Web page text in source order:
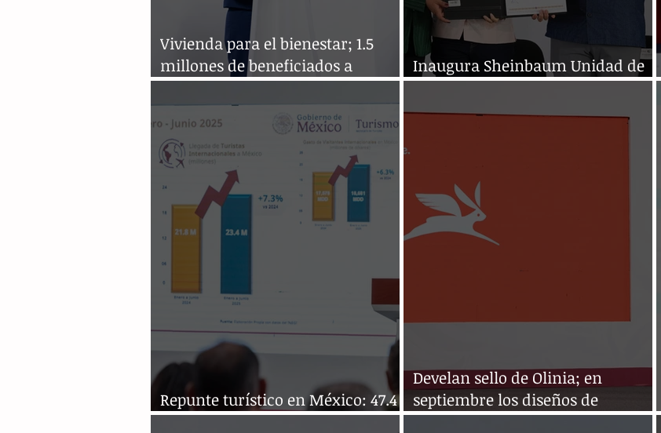
Vivienda para el bienestar; 1.5
millones de beneficiados a
créditos FOVISSSTE e Infonavit
Inaugura Sheinbaum Unidad de
Medicina Familiar 93 de Ecatepec
Repunte turístico en México: 47.4
millones de visitantes en 2025
Develan sello de Olinia; en
septiembre los diseños de
vehículos